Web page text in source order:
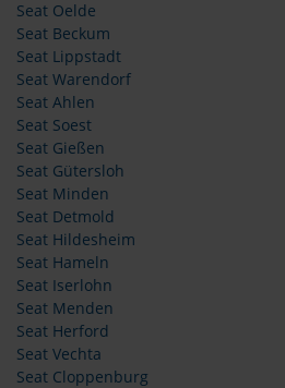
Seat Oelde
Seat Beckum
Seat Lippstadt
Seat Warendorf
Seat Ahlen
Seat Soest
Seat Gießen
Seat Gütersloh
Seat Minden
Seat Detmold
Seat Hildesheim
Seat Hameln
Seat Iserlohn
Seat Menden
Seat Herford
Seat Vechta
Seat Cloppenburg